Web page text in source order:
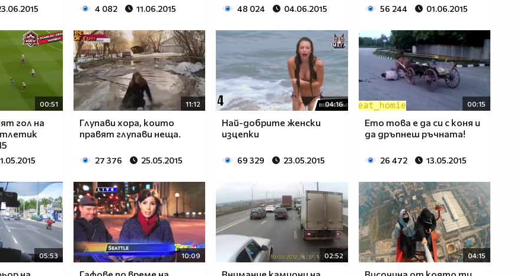
4 082 11.06.2015 48 024 04.06.2015 56 244 01.06.2015
00:51
гол на
11:12
Глупави хора, които
правят глупави неща.
27 376 25.05.2015
04:16
Най-добрите женски
изцепки
69 329 23.05.2015
00:15
Ето това е да си с коня и
да дръпнеш ръчната!
26 472 13.05.2015
05:53 10:09 02:52 04:15